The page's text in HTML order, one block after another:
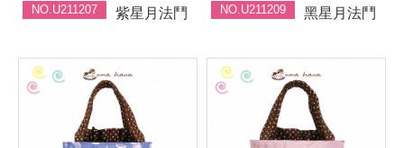
NO.U211207 紫星月法鬥 NO.U211209 黑星月法鬥